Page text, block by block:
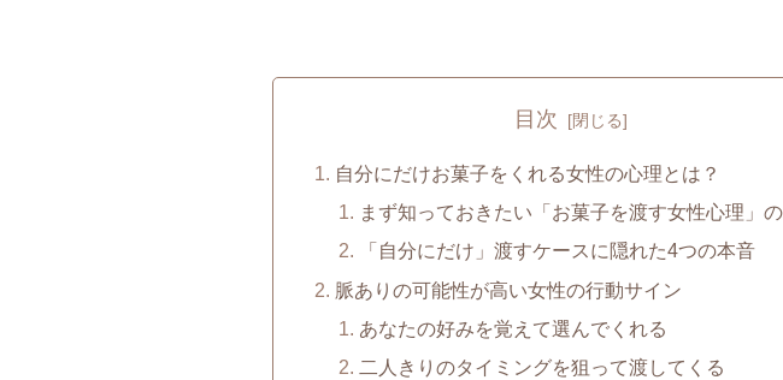
目次
自分にだけお菓子をくれる女性の心理とは？
まず知っておきたい「お菓子を渡す女性心理」
「自分にだけ」渡すケースに隠れた4つの本音
脈ありの可能性が高い女性の行動サイン
あなたの好みを覚えて選んでくれる
二人きりのタイミングを狙って渡してくる